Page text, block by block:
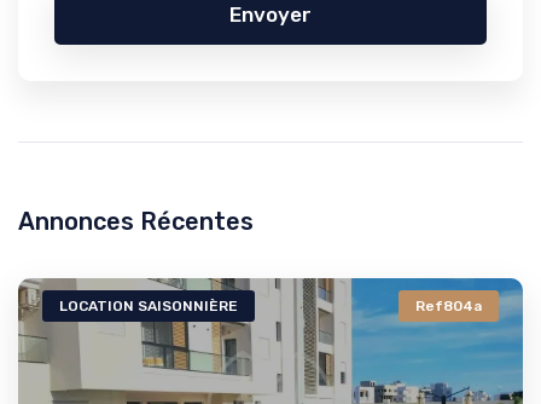
Envoyer
Annonces Récentes
LOCATION SAISONNIÈRE Ref804a